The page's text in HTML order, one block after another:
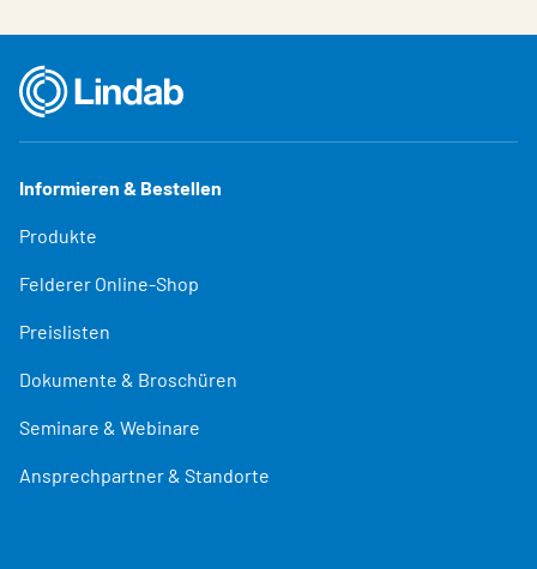
Informieren & Bestellen
Produkte
Felderer Online-Shop
Preislisten
Dokumente & Broschüren
Seminare & Webinare
Ansprechpartner & Standorte